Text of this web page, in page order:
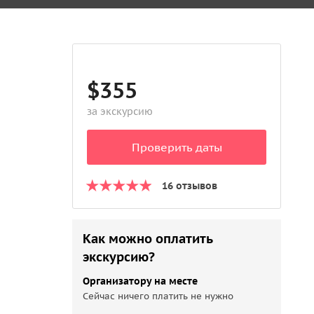
$355
за экскурсию
Проверить даты
16 отзывов
Как можно оплатить
экскурсию?
Организатору на месте
Сейчас ничего платить не нужно